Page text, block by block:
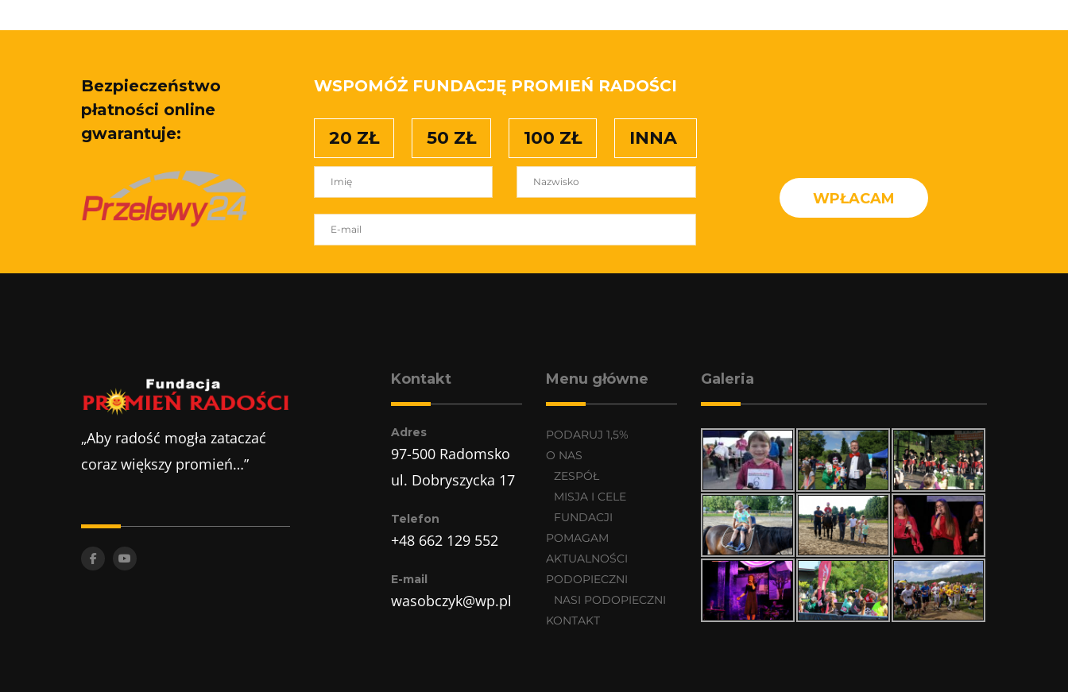
Bezpieczeństwo
płatności online
gwarantuje:
WSPOMÓŻ FUNDACJĘ PROMIEŃ RADOŚCI
20 ZŁ 50 ZŁ 100 ZŁ INNA
WPŁACAM
„Aby radość mogła zataczać
coraz większy promień…”
Kontakt
Adres
97-500 Radomsko
ul. Dobryszycka 17
Telefon
+48 662 129 552
E-mail
wasobczyk@wp.pl
Menu główne
PODARUJ 1,5%
O NAS
ZESPÓŁ
MISJA I CELE
FUNDACJI
POMAGAM
AKTUALNOŚCI
PODOPIECZNI
NASI PODOPIECZNI
KONTAKT
Galeria